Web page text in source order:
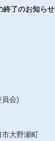
終了のお知らせ
員会)
市大野瀬町